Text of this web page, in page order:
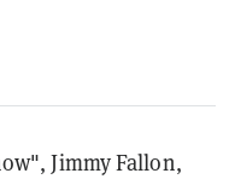
Jimmy Fallon,